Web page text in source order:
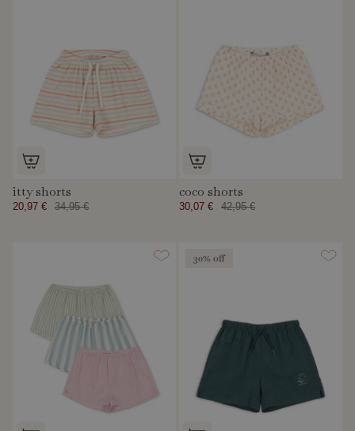
itty shorts
20,97 € 34,95 €
coco shorts
30,07 € 42,95 €
30% off